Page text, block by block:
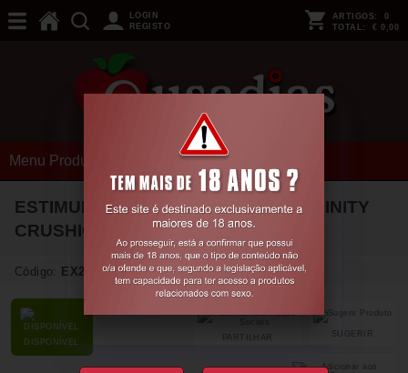
LOGIN
REGISTO
ARTIGOS: 0
TOTAL: € 0,00
Menu Produtos
ESTIMULADOR RECARREGÁVEL TRINITY
CRUSHIOUS
Código: EX21618
DISPONÍVEL
SUGERIR
PARTILHAR